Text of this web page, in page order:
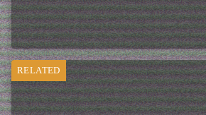
RELATED